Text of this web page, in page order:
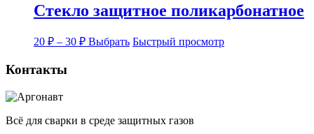
Стекло защитное поликарбонатное
20 ₽ – 30 ₽Диапазон
Выбрать Этот
выбрать
Быстрый просмотр
Контакты
Всё для сварки в среде защитных газов